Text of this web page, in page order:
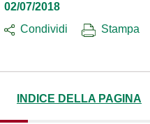
02/07/2018
Condividi
Stampa
INDICE DELLA PAGINA